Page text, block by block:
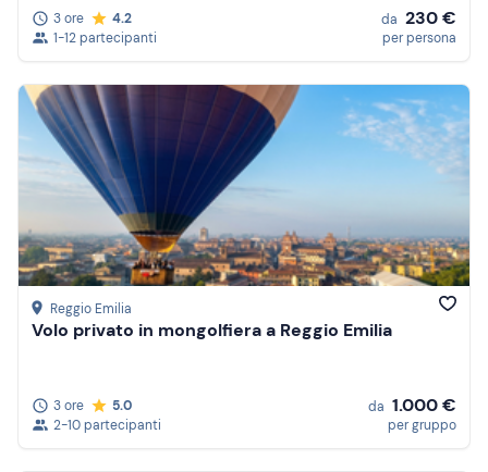
3 ore
4.2
1-12 partecipanti
da 230 €
per persona
Reggio Emilia
Volo privato in mongolfiera a Reggio Emilia
3 ore
5.0
2-10 partecipanti
da 1.000 €
per gruppo